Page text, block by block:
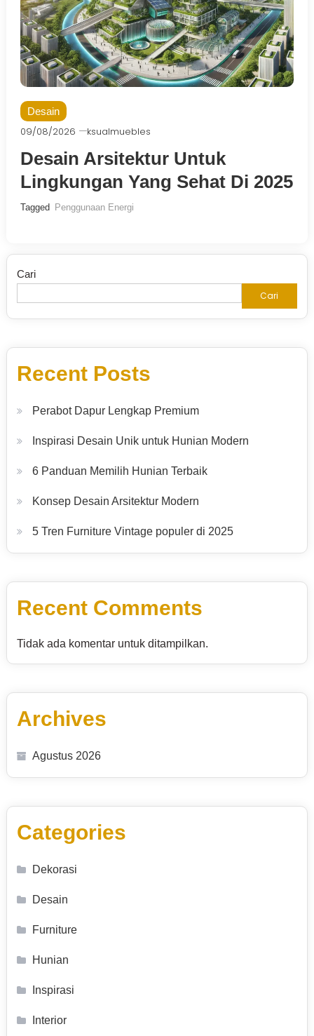
Desain
09/08/2026 ksualmuebles
Desain Arsitektur Untuk
Lingkungan Yang Sehat Di 2025
Tagged Penggunaan Energi
Cari
Cari
Recent Posts
Perabot Dapur Lengkap Premium
Inspirasi Desain Unik untuk Hunian Modern
6 Panduan Memilih Hunian Terbaik
Konsep Desain Arsitektur Modern
5 Tren Furniture Vintage populer di 2025
Recent Comments
Tidak ada komentar untuk ditampilkan.
Archives
Agustus 2026
Categories
Dekorasi
Desain
Furniture
Hunian
Inspirasi
Interior